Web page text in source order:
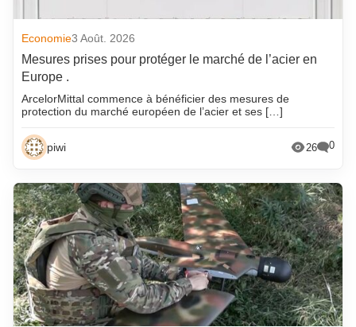
Economie3 Août. 2026
Mesures prises pour protéger le marché de l’acier en
Europe .
ArcelorMittal commence à bénéficier des mesures de
protection du marché européen de l’acier et ses […]
piwi 26 0